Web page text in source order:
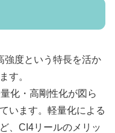
強度という特長を活か
す。
化・高剛性化が図ら
います。軽量化による
、CI4リールのメリッ